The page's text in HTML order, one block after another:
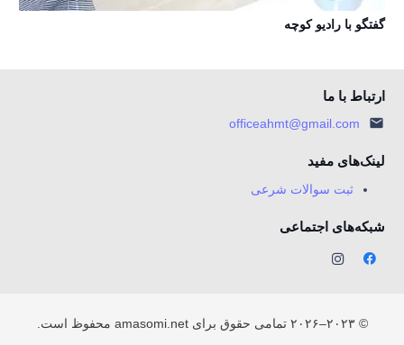
گفتگو با رادیو كوچه
ارتباط با ما
officeahmt@gmail.com
لینک‌های مفید
ثبت سوالات شرعی
شبکه‌های اجتماعی
© ۲۰۲۳–۲۰۲۶ تمامی حقوق برای amasomi.net محفوظ است.